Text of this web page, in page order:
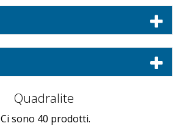
Quadralite
Ci sono 40 prodotti.